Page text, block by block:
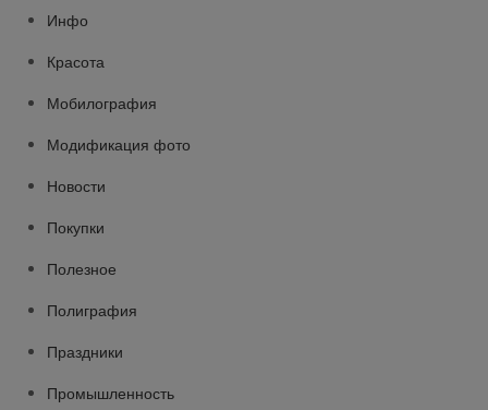
Инфо
Красота
Мобилография
Модификация фото
Новости
Покупки
Полезное
Полиграфия
Праздники
Промышленность